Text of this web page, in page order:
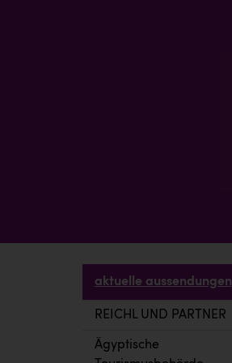
aktuelle aussendungen
REICHL UND PARTNER
Ägyptische